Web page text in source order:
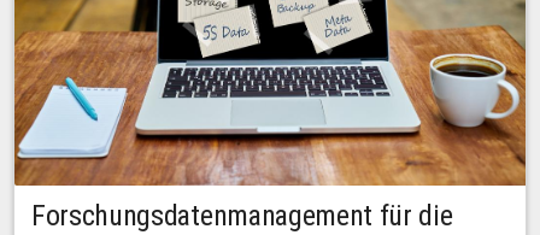
Forschungsdatenmanagement für die